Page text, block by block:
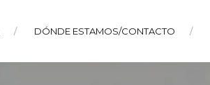
DÓNDE ESTAMOS/CONTACTO